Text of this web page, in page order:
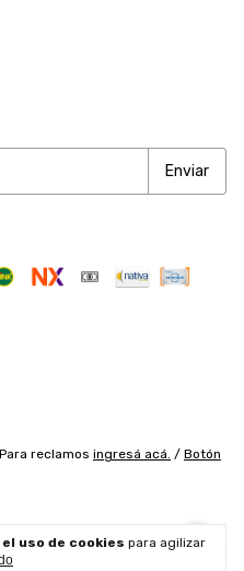
uso de cookies para agilizar
reclamos ingresá acá. / Botón
SRL - 2026. Todos los derechos